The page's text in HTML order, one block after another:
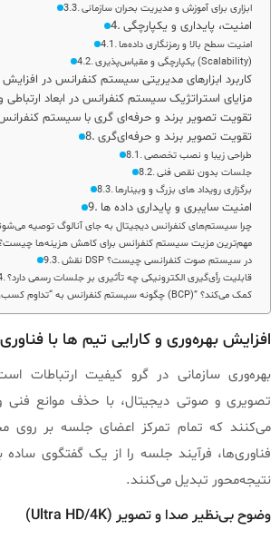
ابزاری برای آموزش و مدیریت بحران سازمانی
امنیت، پایداری و یکپارچگی
امنیت سطح بالا و رمزنگاری داده‌ها
یکپارچگی و مقیاس‌پذیری (Scalability)
کاربرد ابزارهای مدیریتی سیستم کنفرانس در افزایش
مزایای استراتژیک سیستم کنفرانس در ابعاد ارتباطی
تقویت تصویر برند و حرفه‌ای‌ گری با سیستم
تقویت تصویر برند و حرفه‌ای‌گری
طراحی زیبا و نصب تخصصی
جلسات بدون نقص فنی
برگزاری رویداد های بزرگ و وبینارها
امنیت سایبری و پایداری داده ها
چرا سیستم‌های کنفرانس دیجیتال به جای آنالوگ توصیه
مهم‌ترین مزیت سیستم کنفرانس برای کاهش هزینه‌ها
نقش DSP در سیستم صوت کنفرانسی چیست؟
قابلیت رأی‌گیری الکترونیکی چه تأثیری بر جلسات رسمی دارد؟
چگونه سیستم کنفرانس به “تداوم کسب‌وکار (BCP)” کمک می‌کند؟
افزایش بهره‌وری و کارایی تیم‌ ها با
بهره‌وری سازمانی در گرو کیفیت ارتباطات
تصویری و صوتی دیجیتال، با حذف موانع فنی
می‌کنند که تمام تمرکز اعضای جلسه بر روی
فناوری‌ها، فرآیند جلسه را از یک گفتگوی
نتیجه‌محور تبدیل می‌کنند.
وضوح بی‌نظیر صدا و تصویر (Ultra HD/4K)